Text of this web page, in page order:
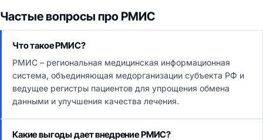
Частые вопросы про РМИС
Что такое РМИС?
РМИС – региональная медицинская информационная
система, объединяющая медорганизации субъекта РФ и
ведущее регистры пациентов для упрощения обмена
данными и улучшения качества лечения.
Какие выгоды дает внедрение РМИС?